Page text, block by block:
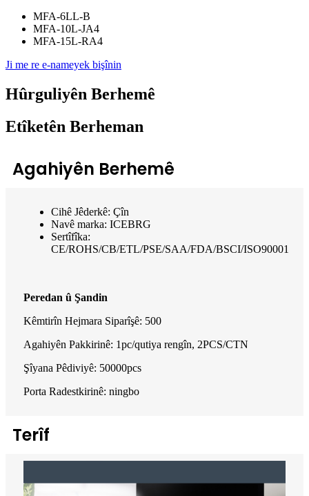
MFA-6LL-B
MFA-10L-JA4
MFA-15L-RA4
Ji me re e-nameyek bişînin
Hûrguliyên Berhemê
Etîketên Berheman
Agahiyên Berhemê
Cihê Jêderkê: Çîn
Navê marka: ICEBRG
Sertîfîka:
CE/ROHS/CB/ETL/PSE/SAA/FDA/BSCI/ISO90001
Peredan û Şandin
Kêmtirîn Hejmara Siparîşê: 500
Agahiyên Pakkirinê: 1pc/qutiya rengîn, 2PCS/CTN
Şîyana Pêdiviyê: 50000pcs
Porta Radestkirinê: ningbo
Terîf